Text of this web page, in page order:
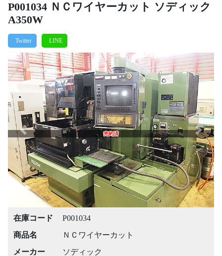
P001034 ＮＣワイヤーカット ソディック
A350W
売約済
Previous Next
在庫コード
P001034
商品名
ＮＣワイヤーカット
メーカー
ソディック